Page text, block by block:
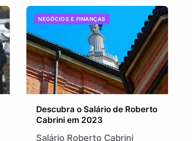
refere-se ao período em…
NEGÓCIOS E FINANÇAS
Descubra o Salário de Roberto
Cabrini em 2023
Salário Roberto Cabrini